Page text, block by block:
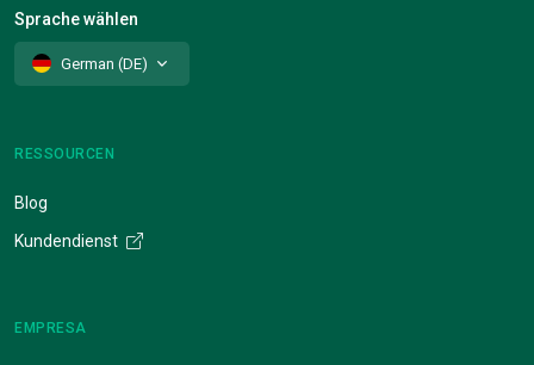
Sprache wählen
German (DE)
RESSOURCEN
Blog
Kundendienst
EMPRESA